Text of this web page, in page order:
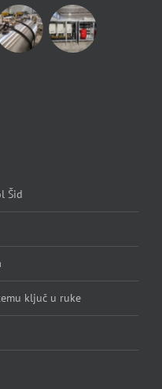
Šid
ključ u ruke